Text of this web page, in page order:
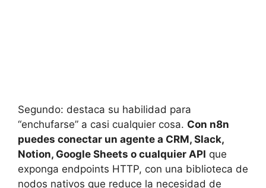
Segundo: destaca su habilidad para
“enchufarse” a casi cualquier cosa. Con n8n
puedes conectar un agente a CRM, Slack,
Notion, Google Sheets o cualquier API que
exponga endpoints HTTP, con una biblioteca de
nodos nativos que reduce la necesidad de